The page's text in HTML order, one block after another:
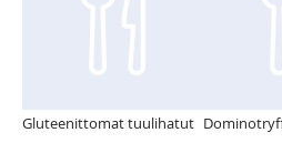
Gluteenittomat tuulihatut